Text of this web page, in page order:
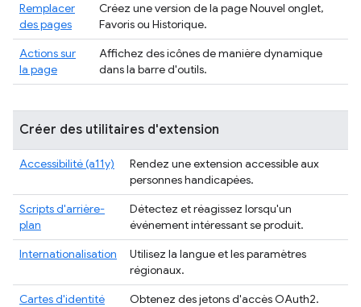
Remplacer
des pages
Créez une version de la page Nouvel onglet,
Favoris ou Historique.
Actions sur
la page
Affichez des icônes de manière dynamique
dans la barre d'outils.
Créer des utilitaires d'extension
Accessibilité (a11y)
Rendez une extension accessible aux
personnes handicapées.
Scripts d'arrière-
plan
Détectez et réagissez lorsqu'un
événement intéressant se produit.
Internationalisation
Utilisez la langue et les paramètres
régionaux.
Cartes d'identité
Obtenez des jetons d'accès OAuth2.